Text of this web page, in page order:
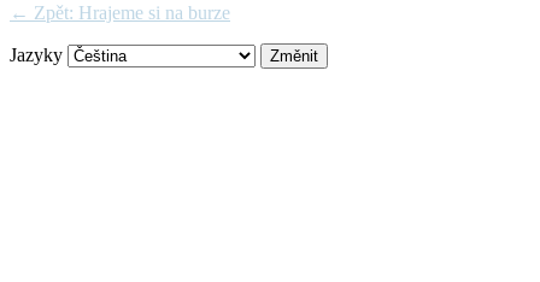
← Zpět: Hrajeme si na burze
Jazyky